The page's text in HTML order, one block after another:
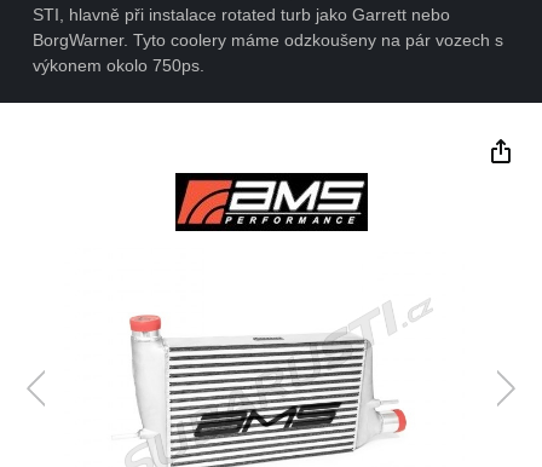
STI, hlavně při instalace rotated turb jako Garrett nebo
BorgWarner. Tyto coolery máme odzkoušeny na pár vozech s
výkonem okolo 750ps.